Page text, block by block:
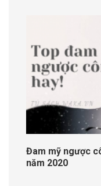
Đam mỹ ngược
năm 2020